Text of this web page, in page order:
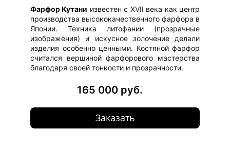
Фарфор Кутани известен с XVII века как центр
производства высококачественного фарфора в
Японии. Техника литофании (прозрачные
изображения) и искусное золочение делали
изделия особенно ценными. Костяной фарфор
считался вершиной фарфорового мастерства
благодаря своей тонкости и прозрачности.
165 000 руб.
Заказать